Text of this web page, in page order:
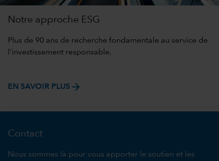
Notre approche ESG
Plus de 90 ans de recherche fondamentale au service de
l’investissement responsable.
EN SAVOIR PLUS arrow_forward
Contact
Nous sommes là pour vous apporter le soutien et les